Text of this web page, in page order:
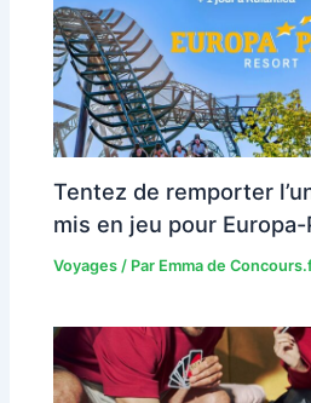
Tentez de remporter
mis en jeu pour Europa-
Voyages / Par Emma de